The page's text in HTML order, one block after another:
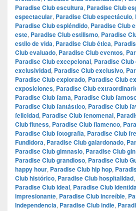
Paradise Club escultura, Paradise Club
espectacular, Paradise Club espectáculo,
Paradise Club espléndido, Paradise Club
este, Paradise Club estilismo, Paradise
estilo de vida, Paradise Club ética,
Club evaluado, Paradise Club eventos,
Paradise Club excepcional, Paradise
exclusividad, Paradise Club exclusivo,
Paradise Club explorado, Paradise Club
exposiciones, Paradise Club
Paradise Club fama, Paradise Club
Paradise Club fantástico, Paradise Club
felicidad, Paradise Club fenomenal,
Club fitness, Paradise Club flamenco,
Paradise Club fotografía, Paradise Club
Fundidora, Paradise Club galardonado,
Paradise Club gimnasio, Paradise Club gin
Paradise Club grandioso, Paradise Club
happy hour, Paradise Club hip hop,
Club histórico, Paradise Club hospitalidad,
Paradise Club ideal, Paradise Club
impresionante, Paradise Club increíble,
Independencia, Paradise Club indie,